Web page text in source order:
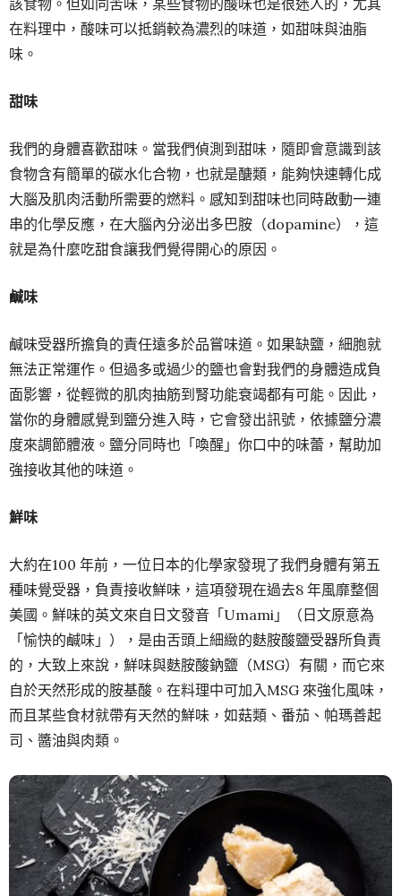
該食物。但如同苦味，某些食物的酸味也是很迷人的，尤其
在料理中，酸味可以抵銷較為濃烈的味道，如甜味與油脂
味。
甜味
我們的身體喜歡甜味。當我們偵測到甜味，隨即會意識到該
食物含有簡單的碳水化合物，也就是醣類，能夠快速轉化成
大腦及肌肉活動所需要的燃料。感知到甜味也同時啟動一連
串的化學反應，在大腦內分泌出多巴胺（dopamine），這
就是為什麼吃甜食讓我們覺得開心的原因。
鹹味
鹹味受器所擔負的責任遠多於品嘗味道。如果缺鹽，細胞就
無法正常運作。但過多或過少的鹽也會對我們的身體造成負
面影響，從輕微的肌肉抽筋到腎功能衰竭都有可能。因此，
當你的身體感覺到鹽分進入時，它會發出訊號，依據鹽分濃
度來調節體液。鹽分同時也「喚醒」你口中的味蕾，幫助加
強接收其他的味道。
鮮味
大約在100 年前，一位日本的化學家發現了我們身體有第五
種味覺受器，負責接收鮮味，這項發現在過去8 年風靡整個
美國。鮮味的英文來自日文發音「Umami」（日文原意為
「愉快的鹹味」），是由舌頭上細緻的麩胺酸鹽受器所負責
的，大致上來說，鮮味與麩胺酸鈉鹽（MSG）有關，而它來
自於天然形成的胺基酸。在料理中可加入MSG 來強化風味，
而且某些食材就帶有天然的鮮味，如菇類、番茄、帕瑪善起
司、醬油與肉類。